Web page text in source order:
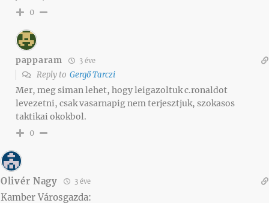
0
papparam 3 éve
Reply to Gergő Tarczi
Mer, meg siman lehet, hogy leigazoltuk c.ronaldot
levezetni, csak vasarnapig nem terjesztjuk, szokasos
taktikai okokbol.
0
Olivér Nagy 3 éve
Kamber Városgazda: